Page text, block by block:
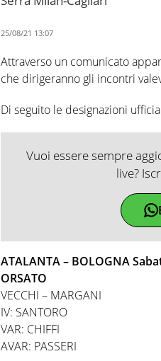
25/08/21 13:07
Attraverso un comunicato
che dirigeranno gli incontri
Di seguito le designazioni
Vuoi essere sempre
live?
ATALANTA – BOLOGNA
ORSATO
VECCHI – MARGANI
IV: SANTORO
VAR: CHIFFI
AVAR: PASSERI